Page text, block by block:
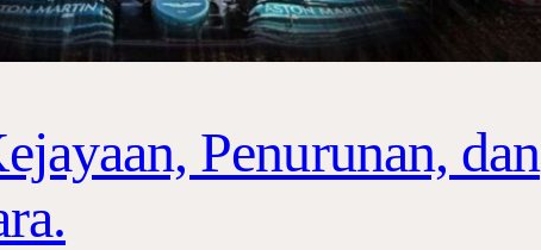
Penurunan, dan